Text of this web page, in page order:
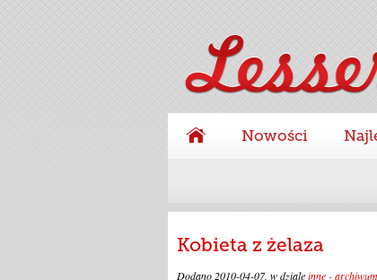
Nowości
Kobieta z żelaza
Dodano 2010-04-07, w dzialeinne - archiwum